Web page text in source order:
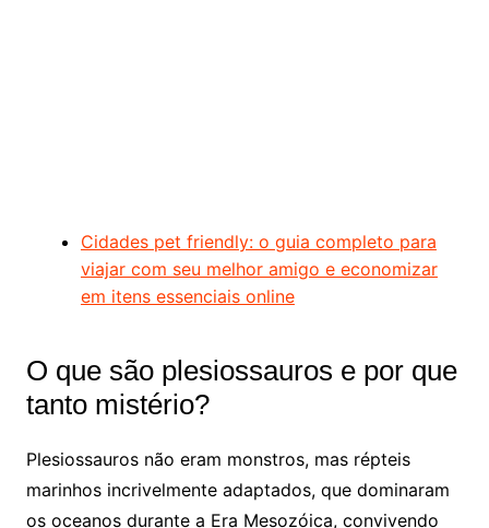
Cidades pet friendly: o guia completo para
viajar com seu melhor amigo e economizar
em itens essenciais online
O que são plesiossauros e por que
tanto mistério?
Plesiossauros não eram monstros, mas répteis
marinhos incrivelmente adaptados, que dominaram
os oceanos durante a Era Mesozóica, convivendo